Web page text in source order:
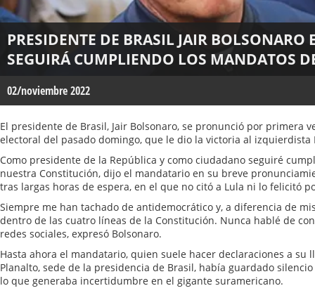
PRESIDENTE DE BRASIL JAIR BOLSONARO
SEGUIRÁ CUMPLIENDO LOS MANDATOS
02/noviembre 2022
El presidente de Brasil, Jair Bolsonaro, se pronunció por primera
electoral del pasado domingo, que le dio la victoria al izquierdista
Como presidente de la República y como ciudadano seguiré
nuestra Constitución, dijo el mandatario en su breve
tras largas horas de espera, en el que no citó a Lula ni lo felicitó
Siempre me han tachado de antidemocrático y, a diferencia de
dentro de las cuatro líneas de la Constitución. Nunca hablé de
redes sociales, expresó Bolsonaro.
Hasta ahora el mandatario, quien suele hacer declaraciones a su
Planalto, sede de la presidencia de Brasil, había guardado
lo que generaba incertidumbre en el gigante suramericano.